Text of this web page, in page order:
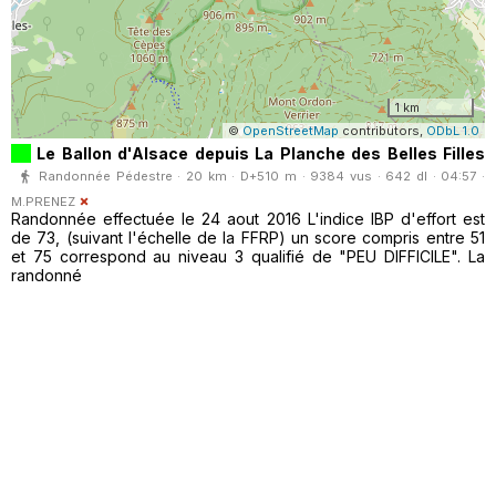
1 km
© OpenStreetMap contributors, ODbL 1.0
Le Ballon d'Alsace depuis La Planche des Belles Filles
Randonnée Pédestre · 20 km · D+510 m · 9384 vus · 642 dl · 04:57 ·
M.PRENEZ
Randonnée effectuée le 24 aout 2016 L'indice IBP d'effort est
de 73, (suivant l'échelle de la FFRP) un score compris entre 51
et 75 correspond au niveau 3 qualifié de "PEU DIFFICILE". La
randonné